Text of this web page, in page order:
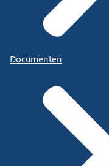
Documenten